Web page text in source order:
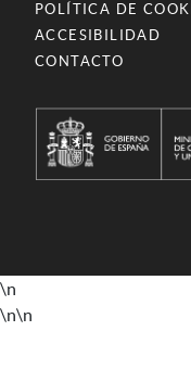
POLÍTICA DE
ACCESIBILIDAD
CONTACTO
\n
\n\n